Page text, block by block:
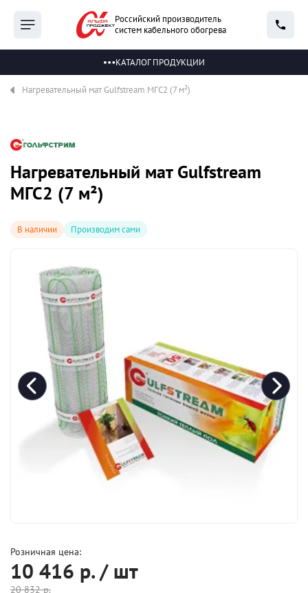
Российский производитель
систем кабельного обогрева
КАТАЛОГ ПРОДУКЦИИ
Нагревательный мат Gulfstream МГС2 (7 м²)
В наличии Производим сами
Нагревательный мат Gulfstream
МГС2 (7 м²)
Розничная цена:
10 416 р. / шт
20 832р.